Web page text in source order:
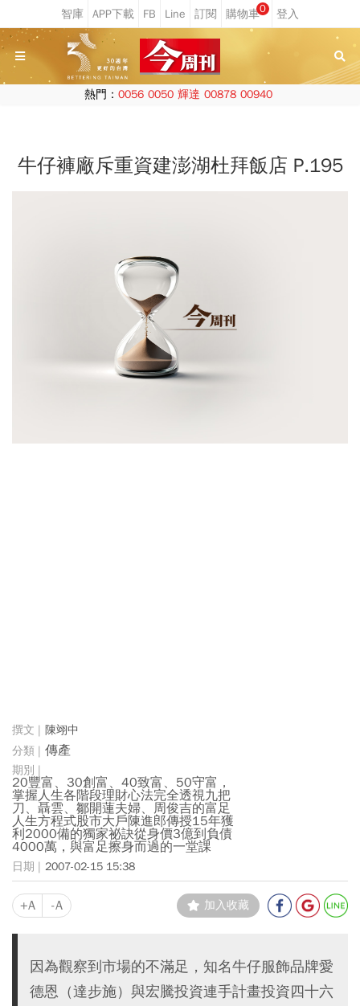
0
熱門： 0056 0050 輝達 00878 00940
牛仔褲廠斥重資建澎湖杜拜飯店 P.195
陳翊中
傳產
20豐富、30創富、40致富、50守富，
掌握人生各階段理財心法完全透視九把
刀、聶雲、鄒開蓮夫婦、周俊吉的富足
人生方程式股市大戶陳進郎傳授15年獲
利2000備的獨家祕訣從身價3億到負債
4000萬，與富足擦身而過的一堂課
2007-02-15 15:38
+A -A 加入收藏
因為觀察到市場的不滿足，知名牛仔服飾品牌愛
德恩（達步施）與宏騰投資連手計畫投資四十六